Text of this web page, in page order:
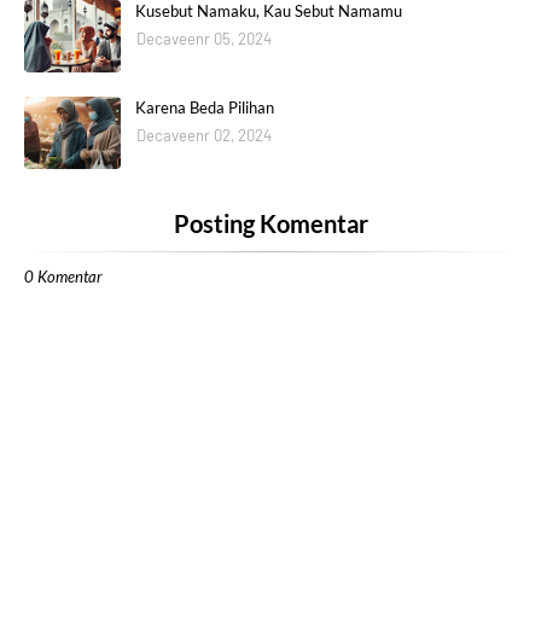
Kusebut Namaku, Kau Sebut Namamu
Decaveenr 05, 2024
Karena Beda Pilihan
Decaveenr 02, 2024
Posting Komentar
0 Komentar